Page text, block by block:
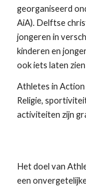
georganiseerd
AiA). Delftse
jongeren in
kinderen en
ook iets laten
Athletes in Action
Religie,
activiteiten zijn
Het doel van
een